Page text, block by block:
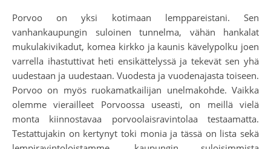
Porvoo on yksi kotimaan lemppareistani. Sen
vanhankaupungin suloinen tunnelma, vähän hankalat
mukulakivikadut, komea kirkko ja kaunis kävelypolku joen
varrella ihastuttivat heti ensikättelyssä ja tekevät sen yhä
uudestaan ja uudestaan. Vuodesta ja vuodenajasta toiseen.
Porvoo on myös ruokamatkailijan unelmakohde. Vaikka
olemme vierailleet Porvoossa useasti, on meillä vielä
monta kiinnostavaa porvoolaisravintolaa testaamatta.
Testattujakin on kertynyt toki monia ja tässä on lista sekä